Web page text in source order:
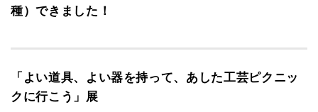
種）できました！
「よい道具、よい器を持って、あした工芸ピクニッ
クに行こう」展